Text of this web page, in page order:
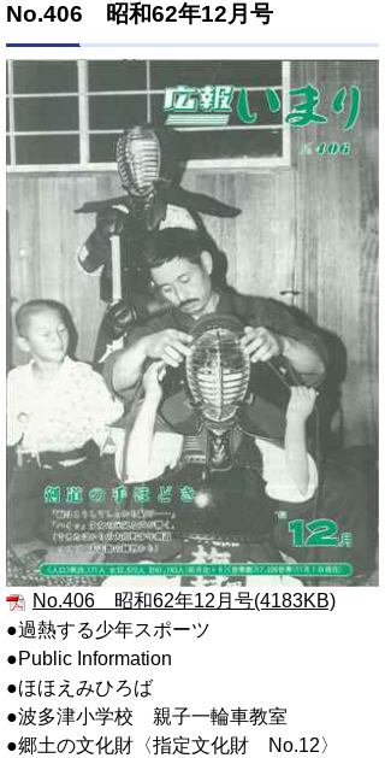
No.406 昭和62年12月号
No.406 昭和62年12月号(4183KB)
●過熱する少年スポーツ
●Public Information
●ほほえみひろば
●波多津小学校 親子一輪車教室
●郷土の文化財〈指定文化財 No.12〉